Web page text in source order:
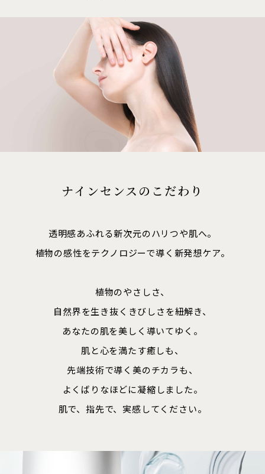
ナインセンスのこだわり
透明感あふれる新次元のハリつや肌へ。
植物の感性をテクノロジーで導く新発想ケア。
植物のやさしさ、
自然界を生き抜くきびしさを紐解き、
あなたの肌を美しく導いてゆく。
肌と心を満たす癒しも、
先端技術で導く美のチカラも、
よくばりなほどに凝縮しました。
肌で、指先で、実感してください。